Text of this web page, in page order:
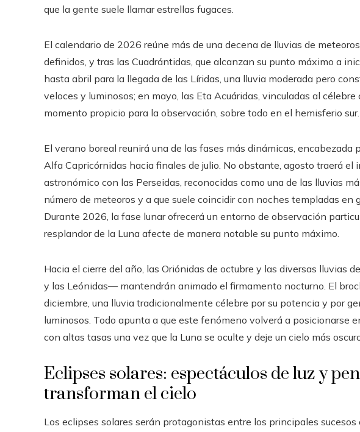
que la gente suele llamar estrellas fugaces.
El calendario de 2026 reúne más de una decena de lluvias de
definidos, y tras las Cuadrántidas, que alcanzan su punto máximo a
hasta abril para la llegada de las Líridas, una lluvia moderada pero
veloces y luminosos; en mayo, las Eta Acuáridas, vinculadas al
momento propicio para la observación, sobre todo en el hemisferio sur.
El verano boreal reunirá una de las fases más dinámicas, encabezada
Alfa Capricórnidas hacia finales de julio. No obstante, agosto traerá el
astronómico con las Perseidas, reconocidas como una de las lluvias
número de meteoros y a que suele coincidir con noches templadas en
Durante 2026, la fase lunar ofrecerá un entorno de observación
resplandor de la Luna afecte de manera notable su punto máximo.
Hacia el cierre del año, las Oriónidas de octubre y las diversas lluvias
y las Leónidas— mantendrán animado el firmamento nocturno. El
diciembre, una lluvia tradicionalmente célebre por su potencia y por
luminosos. Todo apunta a que este fenómeno volverá a posicionarse
con altas tasas una vez que la Luna se oculte y deje un cielo más
Eclipses solares: espectáculos de luz y
transforman el cielo
Los eclipses solares serán protagonistas entre los principales